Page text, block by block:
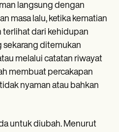
langsung dengan
masa lalu, ketika kematian
terlihat dari kehidupan
sekarang ditemukan
melalui catatan riwayat
membuat percakapan
nyaman atau bahkan
untuk diubah. Menurut